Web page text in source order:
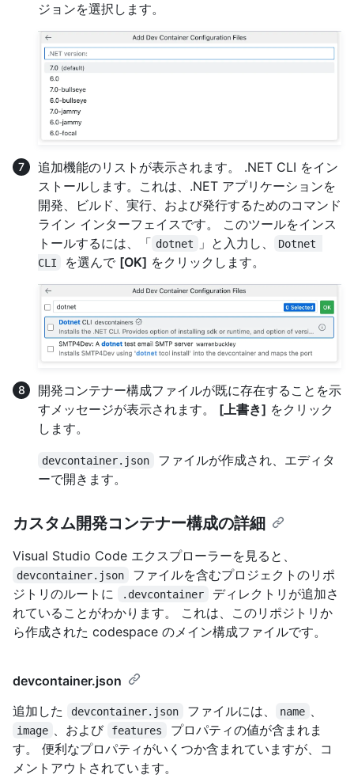
ジョンを選択します。
追加機能のリストが表示されます。 .NET CLI をイン
ストールします。これは、.NET アプリケーションを
開発、ビルド、実行、および発行するためのコマンド
ライン インターフェイスです。 このツールをインス
トールするには、「 dotnet 」と入力し、
Dotnet
CLI
を選んで [OK] をクリックします。
開発コンテナー構成ファイルが既に存在することを示
すメッセージが表示されます。 [上書き] をクリック
します。
devcontainer.json
ファイルが作成され、エディタ
ーで開きます。
カスタム開発コンテナー構成の詳細
Visual Studio Code エクスプローラーを見ると、
devcontainer.json
ファイルを含むプロジェクトのリポ
ジトリのルートに
.devcontainer
ディレクトリが追加さ
れていることがわかります。 これは、このリポジトリか
ら作成された codespace のメイン構成ファイルです。
devcontainer.json
追加した
devcontainer.json ファイルには、 name
image 、および features
プロパティの値が含まれま
す。 便利なプロパティがいくつか含まれていますが、コ
メントアウトされています。